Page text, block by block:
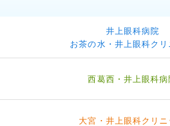
井上眼科病院
お茶の水・井上眼科クリ
西葛西・ 井上眼科病
大宮・ 井上眼科クリニ